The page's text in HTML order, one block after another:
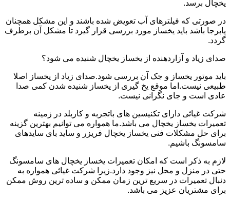
یخچال برسد.
در صورتی که فیلترهای آب تعویض شده باشند و این مشکل همچنان
پابرجا باشد باید یخساز مورد بررسی قرار گیرد تا مشکل آن برطرف
گردد.
صدای زیاد و آزاردهنده از یخساز یخچال شنیده می شود؟
باید موتور یخساز و جک آن بررسی شود.صدای زیاد از یخساز اصلا
طبیعی نیست.اما موقع یخ گیری از یخساز شنیده شدن کمی صدا
عادی است و جای نگرانی نیست.
شرکت غیاثی دارای تکنیسین های باتجربه و کاربلد در زمینه
تعمیرات یخساز یخچال می باشد.ما همواره می توانیم بهترین گزینه
برای حل مشکلات فنی یخساز یخچال فریزر و ساید بای سایدهای
سامسونگ باشیم.
لازم به ذکر است که امکان تعمیرات یخساز یخچال های سامسونگ
حتی در منزل و محل نیز وجود دارد.زیرا شرکت غیاثی همواره به
دنبال تعمیرات در سریع ترین زمان ممکن و ساده ترین روش ممکن
برای مشتریان عزیز می باشد.